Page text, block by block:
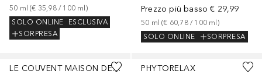
50 ml (€ 35,98 / 100 ml)
SOLO ONLINE
ESCLUSIVA
SORPRESA
Prezzo più basso € 29,99
50 ml (€ 60,78 / 100 ml)
SOLO ONLINE
SORPRESA
LE COUVENT MAISON DE PARFUM
PHYTORELAX